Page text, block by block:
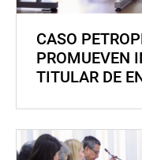
CASO
PROMUEVEN
TITULAR DE